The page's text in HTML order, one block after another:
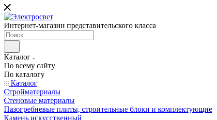
Интернет-магазин представительского класса
Каталог
По всему сайту
По каталогу
Каталог
Стройматериалы
Стеновые материалы
Пазогребневые плиты, строительные блоки и комплектующие
Камень искусственный